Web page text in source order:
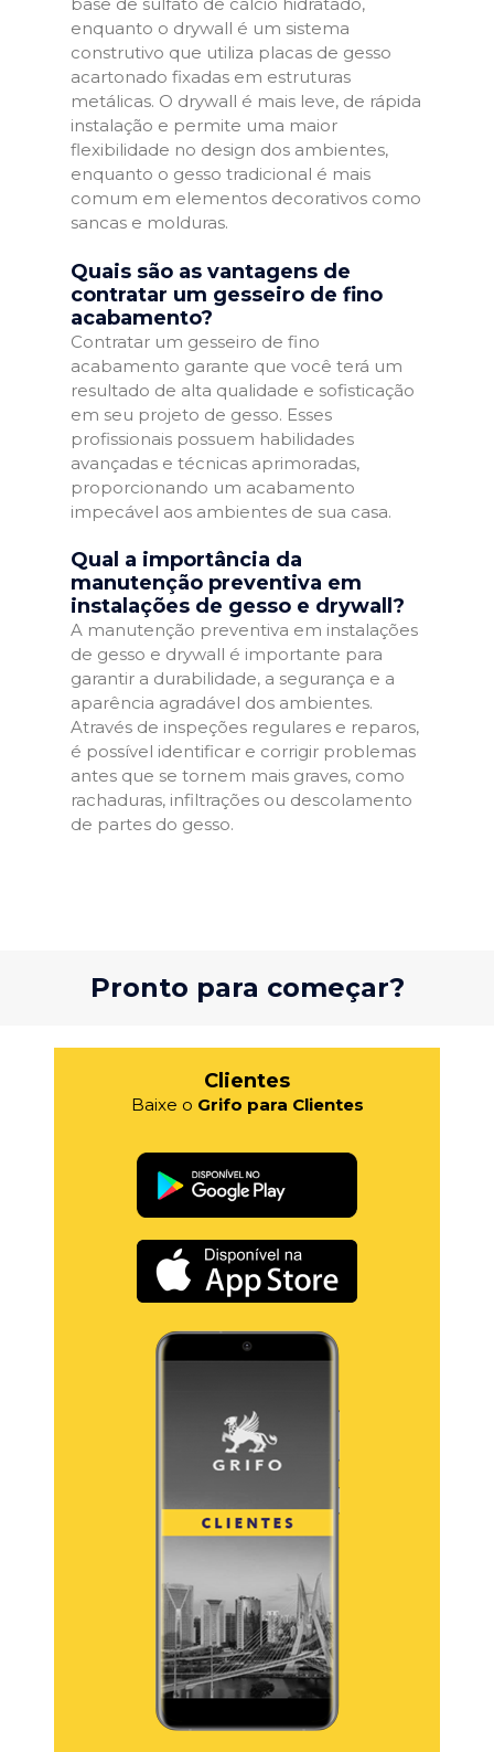
enquanto o drywall é um sistema
construtivo que utiliza placas de gesso
acartonado fixadas em estruturas
metálicas. O drywall é mais leve, de rápida
instalação e permite uma maior
flexibilidade no design dos ambientes,
enquanto o gesso tradicional é mais
comum em elementos decorativos como
sancas e molduras.
Quais são as vantagens de
contratar um gesseiro de fino
acabamento?
Contratar um gesseiro de fino
acabamento garante que você terá um
resultado de alta qualidade e sofisticação
em seu projeto de gesso. Esses
profissionais possuem habilidades
avançadas e técnicas aprimoradas,
proporcionando um acabamento
impecável aos ambientes de sua casa.
Qual a importância da
manutenção preventiva em
instalações de gesso e drywall?
A manutenção preventiva em instalações
de gesso e drywall é importante para
garantir a durabilidade, a segurança e a
aparência agradável dos ambientes.
Através de inspeções regulares e reparos,
é possível identificar e corrigir problemas
antes que se tornem mais graves, como
rachaduras, infiltrações ou descolamento
de partes do gesso.
Pronto para começar?
Clientes
Baixe o Grifo para Clientes